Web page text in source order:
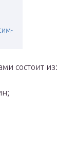
состоит из: